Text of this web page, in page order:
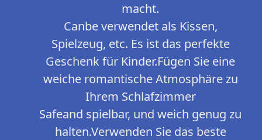
macht.
Canbe verwendet als Kissen,
Spielzeug, etc. Es ist das perfekte
Geschenk für Kinder.Fügen Sie eine
weiche romantische Atmosphäre zu
Ihrem Schlafzimmer
Safeand spielbar, und weich genug zu
halten.Verwenden Sie das beste